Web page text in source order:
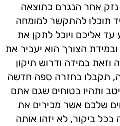
אחר הנגרם כתוצאה
תוכלו להתקשר למומחה
עד אליכם ויוכל לתקן את
הצורך הוא יעביר את
במידה ודרוש תיקון
תקבלו בחזרה ספה חדשה
ותהיו בטוחים שגם אתם
שלכם אשר מכירים את
ביקור, לא יזהו אותה